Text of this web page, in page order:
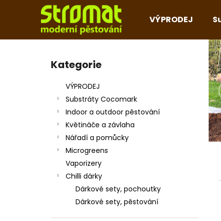
VÝPRODEJ
P
Přeskočit
kategorie
Kategorie
VÝPRODEJ
Substráty Cocomark
Indoor a outdoor pěstování
Květináče a závlaha
Nářadí a pomůcky
Microgreens
Vaporizery
Chilli dárky
Dárkové sety, pochoutky
Dárkové sety, pěstování
í
Zpět
do
Zpět
do